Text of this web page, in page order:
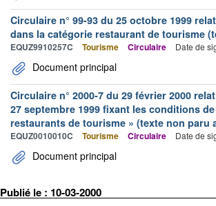
Circulaire n° 99-93 du 25 octobre 1999
dans la catégorie restaurant de tourisme
EQUZ9910257C Tourisme Circulaire Date de
Document principal
Circulaire n° 2000-7 du 29 février 2000
27 septembre 1999 fixant les conditions
restaurants de tourisme » (texte non paru
EQUZ0010010C Tourisme Circulaire Date de
Document principal
Publié le : 10-03-2000